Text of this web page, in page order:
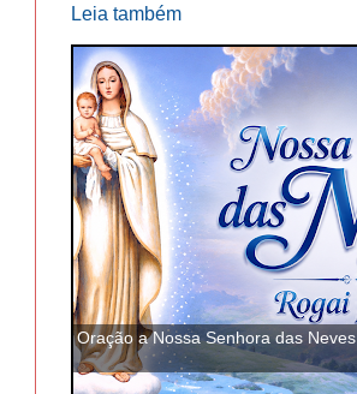
Leia também
Oração a Nossa Senhora das Neves